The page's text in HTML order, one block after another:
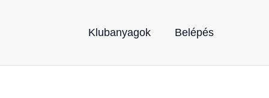
Klubanyagok Belépés